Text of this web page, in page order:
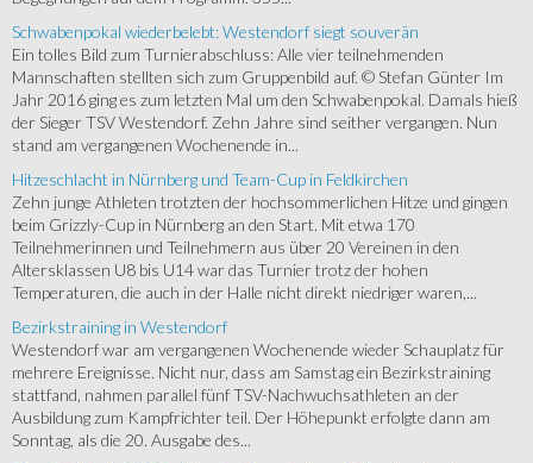
Schwabenpokal wiederbelebt: Westendorf siegt souverän
Ein tolles Bild zum Turnierabschluss: Alle vier teilnehmenden
Mannschaften stellten sich zum Gruppenbild auf. © Stefan Günter Im
Jahr 2016 ging es zum letzten Mal um den Schwabenpokal. Damals hieß
der Sieger TSV Westendorf. Zehn Jahre sind seither vergangen. Nun
stand am vergangenen Wochenende in...
Hitzeschlacht in Nürnberg und Team-Cup in Feldkirchen
Zehn junge Athleten trotzten der hochsommerlichen Hitze und gingen
beim Grizzly-Cup in Nürnberg an den Start. Mit etwa 170
Teilnehmerinnen und Teilnehmern aus über 20 Vereinen in den
Altersklassen U8 bis U14 war das Turnier trotz der hohen
Temperaturen, die auch in der Halle nicht direkt niedriger waren,...
Bezirkstraining in Westendorf
Westendorf war am vergangenen Wochenende wieder Schauplatz für
mehrere Ereignisse. Nicht nur, dass am Samstag ein Bezirkstraining
stattfand, nahmen parallel fünf TSV-Nachwuchsathleten an der
Ausbildung zum Kampfrichter teil. Der Höhepunkt erfolgte dann am
Sonntag, als die 20. Ausgabe des...